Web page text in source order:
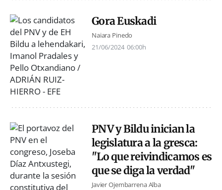
Gora Euskadi
Naiara Pinedo
21/06/2024 06:00h
PNV y Bildu inician la
legislatura a la gresca:
"Lo que reivindicamos es
que se diga la verdad"
Javier Ojembarrena Alba